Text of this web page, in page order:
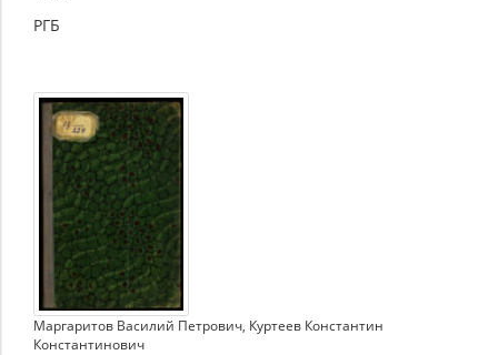
РГБ
Маргаритов Василий Петрович, Куртеев Константин
Константинович